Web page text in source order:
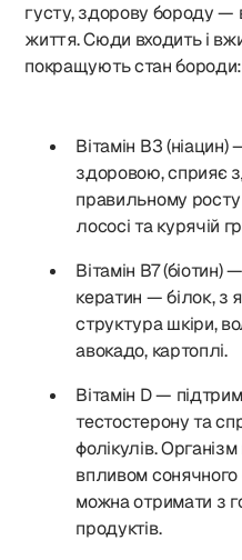
густу, здорову бороду —
життя. Сюди входить і
покращують стан бороди:
Вітамін B3
здоровою, сприяє
правильному
лососі та курячій
Вітамін B7
кератин — білок, з
структура шкіри,
авокадо, картоплі.
Вітамін D —
тестостерону та
фолікулів.
впливом сонячного
можна отримати з
продуктів.